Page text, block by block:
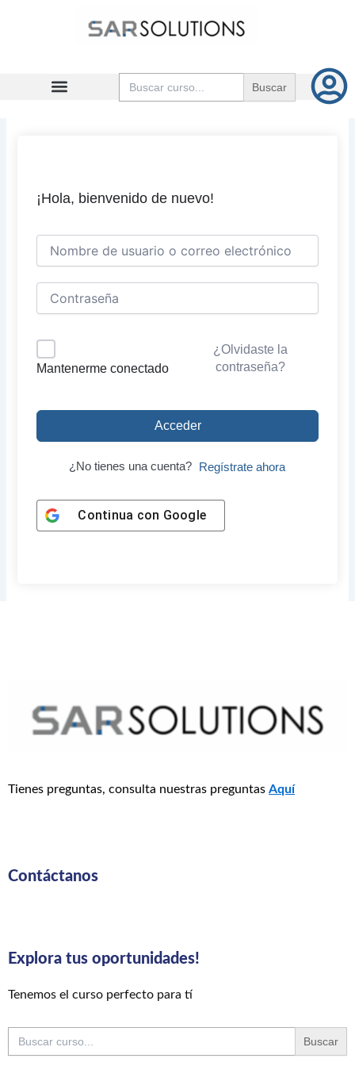
Buscar:
¡Hola, bienvenido de nuevo!
Mantenerme conectado
¿Olvidaste la
contraseña?
Acceder
¿No tienes una cuenta? Regístrate ahora
Continua con Google
Tienes preguntas, consulta nuestras preguntas Aquí
Contáctanos
Explora tus oportunidades!
Tenemos el curso perfecto para tí
Buscar: